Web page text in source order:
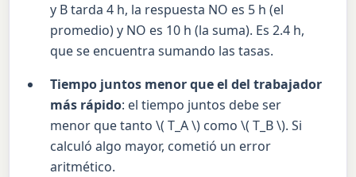
y B tarda 4 h, la respuesta NO es 5 h (el
promedio) y NO es 10 h (la suma). Es 2.4 h,
que se encuentra sumando las tasas.
Tiempo juntos menor que el del trabajador
más rápido: el tiempo juntos debe ser
menor que tanto \( T_A \) como \( T_B \). Si
calculó algo mayor, cometió un error
aritmético.